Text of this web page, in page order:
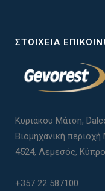
ΣΤΟΙΧΕΊΑ
Κυριάκου Μάτση,
Βιομηχανική
4524, Λεμεσός,
+357 22 587100